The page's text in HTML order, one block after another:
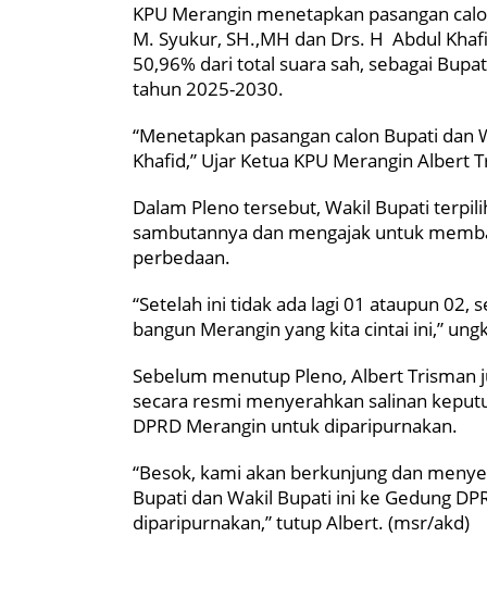
KPU Merangin menetapkan pasangan
M. Syukur, SH.,MH dan Drs. H Abdul
50,96% dari total suara sah, sebagai
tahun 2025-2030.
“Menetapkan pasangan calon Bupati
Khafid,” Ujar Ketua KPU Merangin Albert
Dalam Pleno tersebut, Wakil Bupati
sambutannya dan mengajak untuk
perbedaan.
“Setelah ini tidak ada lagi 01 ataupun 02,
bangun Merangin yang kita cintai ini,”
Sebelum menutup Pleno, Albert Trisman
secara resmi menyerahkan salinan
DPRD Merangin untuk diparipurnakan.
“Besok, kami akan berkunjung dan
Bupati dan Wakil Bupati ini ke Gedung
diparipurnakan,” tutup Albert. (msr/akd)